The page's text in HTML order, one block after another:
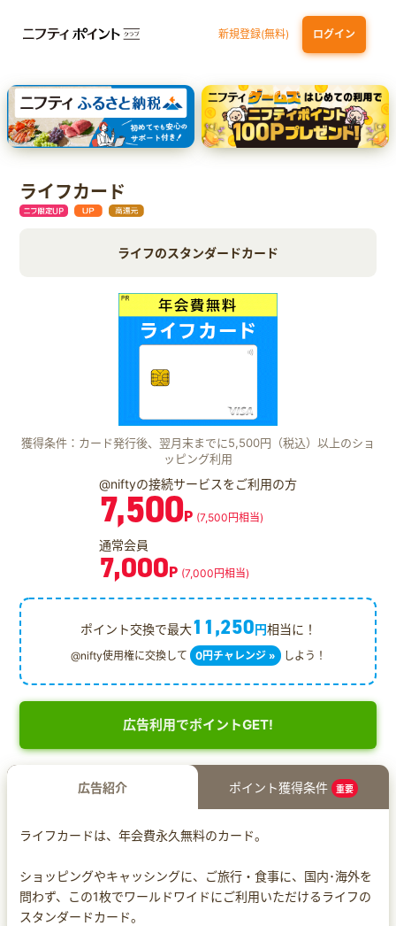
新規登録(無料) ログイン
dカード GOLD 三井住友カード ゴールド（NL）（家族カード発行）
【実質初月無料】DMM | Disney+(ディズニープラス) セットプラン
SBI証券 確定拠出年金（iDeCo）
ライフカード
ライフのスタンダードカード
獲得条件：カード発行後、翌月末までに5,500円（税込）以上のショ
ッピング利用
@niftyの接続サービスをご利用の方
7,500P (7,500円相当)
通常会員
7,000P (7,000円相当)
ポイント交換で最大11,250円相当に！
@nifty使用権に交換して 0円チャレンジ » しよう！
広告利用でポイントGET!
広告紹介 ポイント獲得条件 重要
ライフカードは、年会費永久無料のカード。
ショッピングやキャッシングに、ご旅行・食事に、国内･海外を
問わず、この1枚でワールドワイドにご利用いただけるライフの
スタンダードカード。